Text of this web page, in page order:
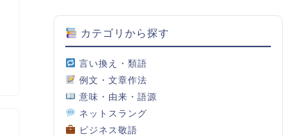
カテゴリから探す
言い換え・類語
例文・文章作法
意味・由来・語源
ネットスラング
ビジネス敬語